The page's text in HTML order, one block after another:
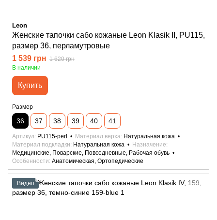
Leon
Женские тапочки сабо кожаные Leon Klasik II, PU115,
размер 36, перламутровые
1 539 грн 1 620 грн
В наличии
Купить
Размер
36 37 38 39 40 41
Артикул PU115-perl Материал верха Натуральная кожа
Материал подкладки
Натуральная кожа
Назначение
Медицинские, Поварские, Повседневные, Рабочая обувь
Особенности Анатомическая, Ортопедические
Видео